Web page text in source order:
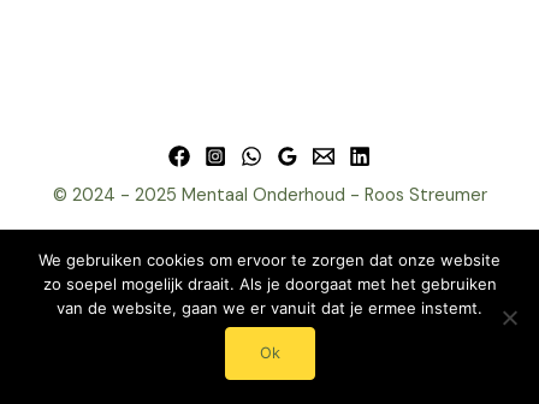
© 2024 - 2025 Mentaal Onderhoud - Roos Streumer
We gebruiken cookies om ervoor te zorgen dat onze website
zo soepel mogelijk draait. Als je doorgaat met het gebruiken
van de website, gaan we er vanuit dat je ermee instemt.
Ok